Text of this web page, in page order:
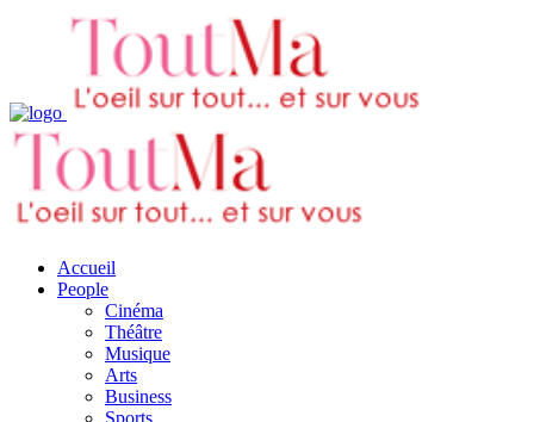
Accueil
People
Cinéma
Théâtre
Musique
Arts
Business
Sports